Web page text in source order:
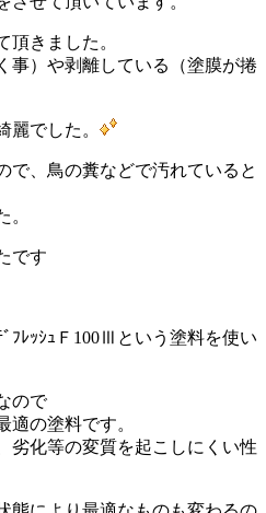
頂きました。
事）や剥離している（塗膜が捲
麗でした。
で、鳥の糞などで汚れていると
。
です
ﾌﾚｯｼｭＦ100Ⅲという塗料を使い
ので
適の塗料です。
劣化等の変質を起こしにくい性